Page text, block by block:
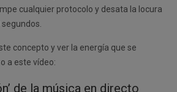
cualquier protocolo y desata la locura
concepto y ver la energía que se
a este vídeo:
de la música en directo